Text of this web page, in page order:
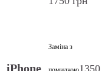
iPhone
Заміна з
1350